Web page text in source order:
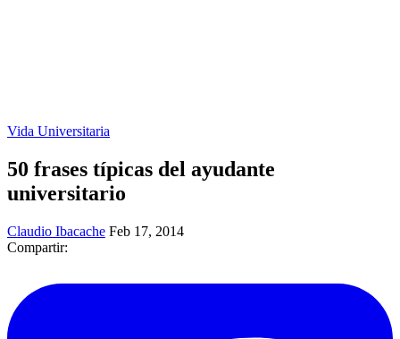
Vida Universitaria
50 frases típicas del ayudante
universitario
Claudio Ibacache Feb 17, 2014
Compartir: